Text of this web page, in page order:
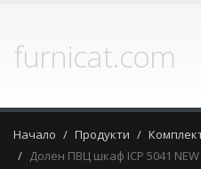
furnicat.com
Начало Продукти
Долен ПВЦ шкаф ICP 5041 NEW